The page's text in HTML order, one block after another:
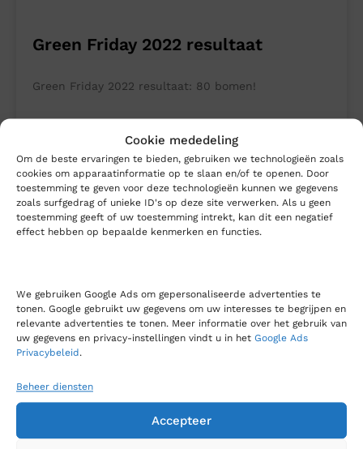
Cookie mededeling
Om de beste ervaringen te bieden, gebruiken we technologieën zoals
cookies om apparaatinformatie op te slaan en/of te openen. Door
toestemming te geven voor deze technologieën kunnen we gegevens
zoals surfgedrag of unieke ID's op deze site verwerken. Als u geen
toestemming geeft of uw toestemming intrekt, kan dit een negatief
effect hebben op bepaalde kenmerken en functies.
We gebruiken Google Ads om gepersonaliseerde advertenties te
tonen. Google gebruikt uw gegevens om uw interesses te begrijpen en
relevante advertenties te tonen. Meer informatie over het gebruik van
uw gegevens en privacy-instellingen vindt u in het Google Ads
Privacybeleid .
Beheer diensten
Accepteer
Green Friday 2022 resultaat
Green Friday 2022 resultaat: 80 bomen!
8 december 2022
NIEUWSBERICHTEN
20 jaar LabMakelaar Benelux